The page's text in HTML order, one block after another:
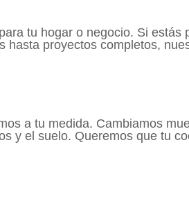
tu hogar o negocio. Si
proyectos completos,
a tu medida. Cambiamos
y el suelo. Queremos que tu